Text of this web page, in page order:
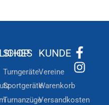
SHOP
Turngeräte
Sportgeräte
Turnanzüge
KUNDE
Vereine
Warenkorb
Versandkosten